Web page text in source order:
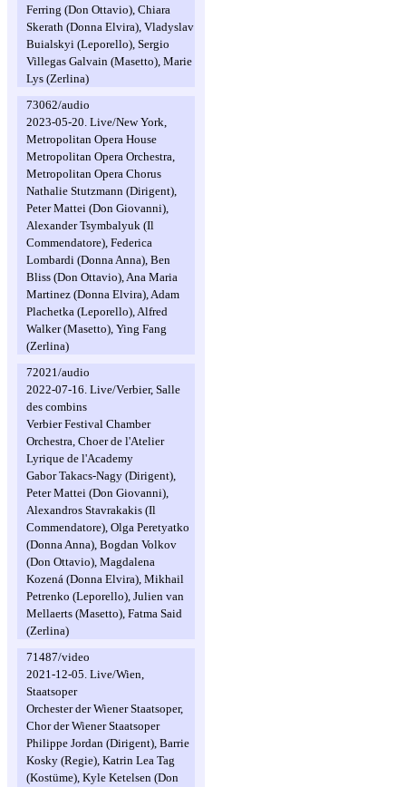
Ferring (Don Ottavio), Chiara
Skerath (Donna Elvira), Vladyslav
Buialskyi (Leporello), Sergio
Villegas Galvain (Masetto), Marie
Lys (Zerlina)
73062/audio
2023-05-20. Live/New York,
Metropolitan Opera House
Metropolitan Opera Orchestra,
Metropolitan Opera Chorus
Nathalie Stutzmann (Dirigent),
Peter Mattei (Don Giovanni),
Alexander Tsymbalyuk (Il
Commendatore), Federica
Lombardi (Donna Anna), Ben
Bliss (Don Ottavio), Ana Maria
Martinez (Donna Elvira), Adam
Plachetka (Leporello), Alfred
Walker (Masetto), Ying Fang
(Zerlina)
72021/audio
2022-07-16. Live/Verbier, Salle
des combins
Verbier Festival Chamber
Orchestra, Choer de l'Atelier
Lyrique de l'Academy
Gabor Takacs-Nagy (Dirigent),
Peter Mattei (Don Giovanni),
Alexandros Stavrakakis (Il
Commendatore), Olga Peretyatko
(Donna Anna), Bogdan Volkov
(Don Ottavio), Magdalena
Kozená (Donna Elvira), Mikhail
Petrenko (Leporello), Julien van
Mellaerts (Masetto), Fatma Said
(Zerlina)
71487/video
2021-12-05. Live/Wien,
Staatsoper
Orchester der Wiener Staatsoper,
Chor der Wiener Staatsoper
Philippe Jordan (Dirigent), Barrie
Kosky (Regie), Katrin Lea Tag
(Kostüme), Kyle Ketelsen (Don